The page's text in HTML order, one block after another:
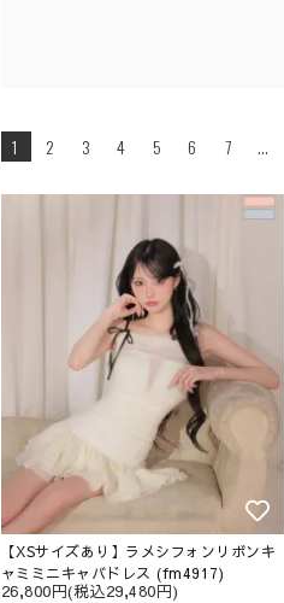
1 2 3 4 5 6 7 …
【XSサイズあり】ラメシフォンリボンキ
ャミミニキャバドレス (fm4917)
26,800円(税込29,480円)